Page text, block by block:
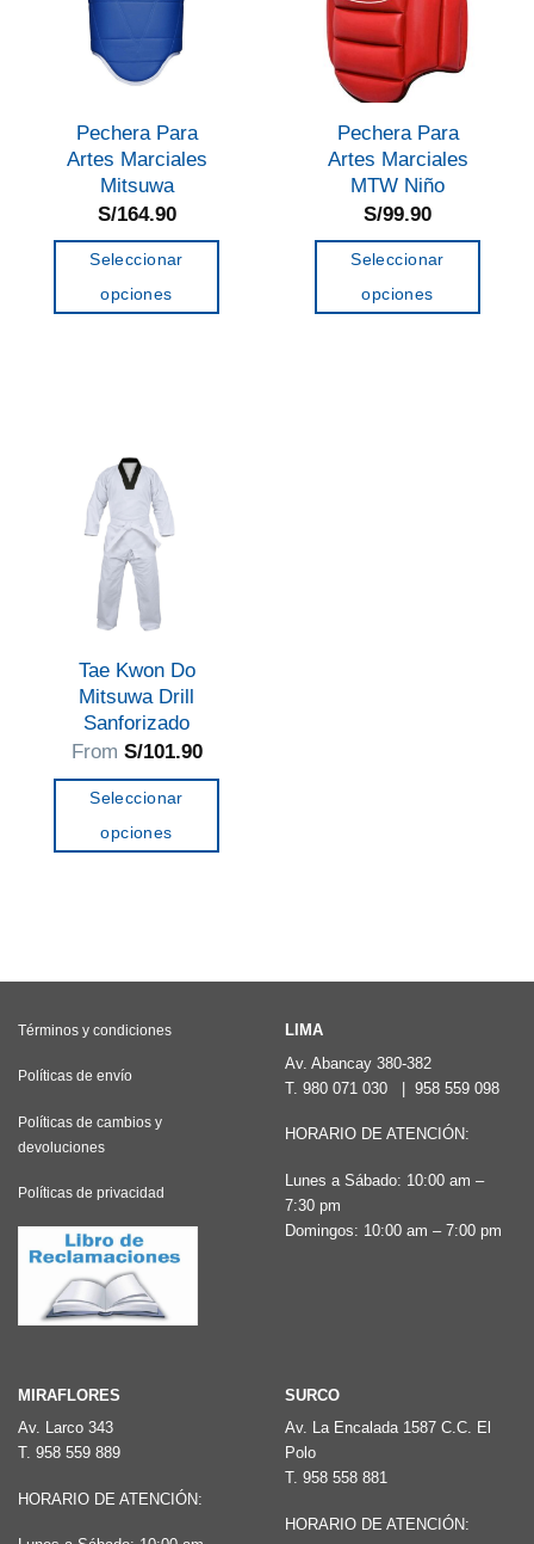
pueden
elegir
la
página
de
producto
Pechera Para
Artes Marciales
Mitsuwa
S/164.90
Seleccionar
opciones
variantes.
Las
opciones
se
pueden
elegir
la
página
de
producto
Pechera Para
Artes Marciales
MTW Niño
S/99.90
Seleccionar
opciones
Tae Kwon Do
Mitsuwa Drill
Sanforizado
From S/101.90
Seleccionar
opciones
Las
pueden
en
la
página
de
producto
Términos y condiciones
Políticas de envío
Políticas de cambios y
devoluciones
Políticas de privacidad
LIMA
Av. Abancay 380-382
T. 980 071 030 | 958 559 098
HORARIO DE ATENCIÓN:
Lunes a Sábado: 10:00 am –
7:30 pm
Domingos: 10:00 am – 7:00 pm
MIRAFLORES
Av. Larco 343
T. 958 559 889
HORARIO DE ATENCIÓN:
SURCO
Av. La Encalada 1587 C.C. El
Polo
T. 958 558 881
HORARIO DE ATENCIÓN: